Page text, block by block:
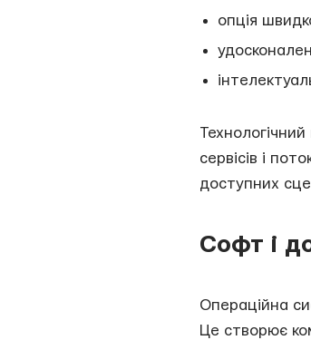
опція
сервісів і
доступних
Софт і
Операційна
Це створює